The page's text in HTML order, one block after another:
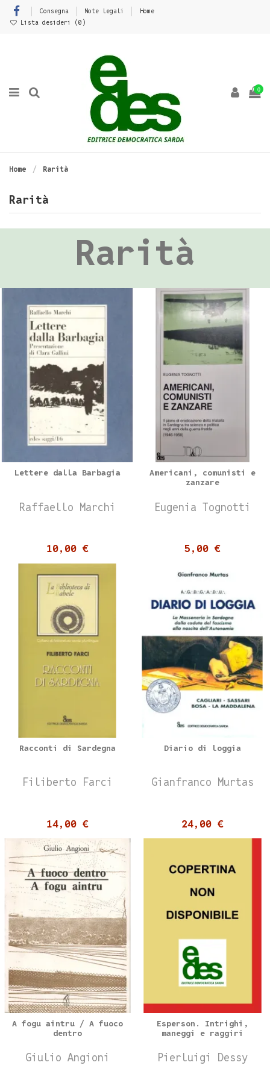
Consegna Note legali
Home
Lista desideri (0 )
0
Home Rarità
Rarità
Rarità
Lettere dalla Barbagia
Raffaello Marchi
10,00 €
Americani, comunisti e
zanzare
Eugenia Tognotti
5,00 €
Racconti di Sardegna
Filiberto Farci
14,00 €
Diario di loggia
Gianfranco Murtas
24,00 €
A fogu aintru / A fuoco
dentro
Giulio Angioni
Esperson. Intrighi,
maneggi e raggiri
Pierluigi Dessy